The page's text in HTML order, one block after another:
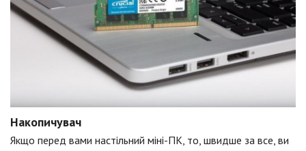
Накопичувач
Якщо перед вами настільний міні-ПК, то, швидше за все, ви